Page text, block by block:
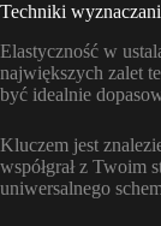
Techniki
Elastyczność w
największych zalet
być idealnie
Kluczem jest
współgrał z Twoim
uniwersalnego